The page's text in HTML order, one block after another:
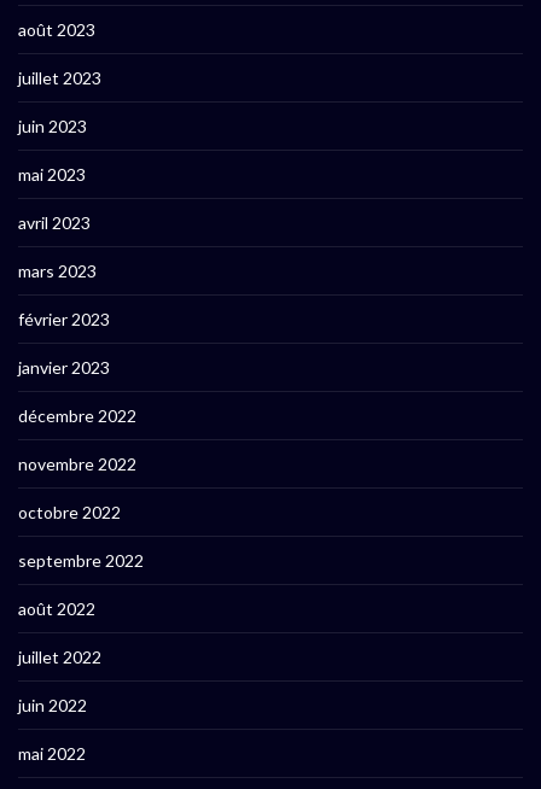
août 2023
juillet 2023
juin 2023
mai 2023
avril 2023
mars 2023
février 2023
janvier 2023
décembre 2022
novembre 2022
octobre 2022
septembre 2022
août 2022
juillet 2022
juin 2022
mai 2022